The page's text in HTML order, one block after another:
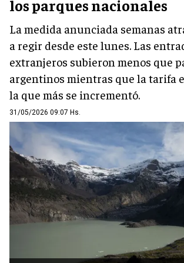
los parques nacionales
La medida anunciada semanas
a regir desde este lunes. Las
extranjeros subieron menos que
argentinos mientras que la tarifa
la que más se incrementó.
31/05/2026 09:07 Hs.